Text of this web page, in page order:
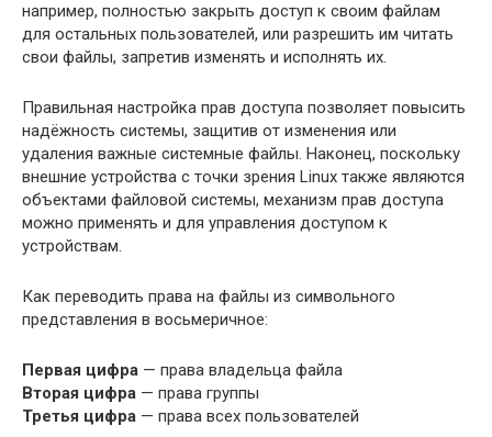
например, полностью закрыть доступ к своим файлам
для остальных пользователей, или разрешить им читать
свои файлы, запретив изменять и исполнять их.
Правильная настройка прав доступа позволяет повысить
надёжность системы, защитив от изменения или
удаления важные системные файлы. Наконец, поскольку
внешние устройства с точки зрения Linux также являются
объектами файловой системы, механизм прав доступа
можно применять и для управления доступом к
устройствам.
Как переводить права на файлы из символьного
представления в восьмеричное:
Первая цифра — права владельца файла
Вторая цифра — права группы
Третья цифра — права всех пользователей